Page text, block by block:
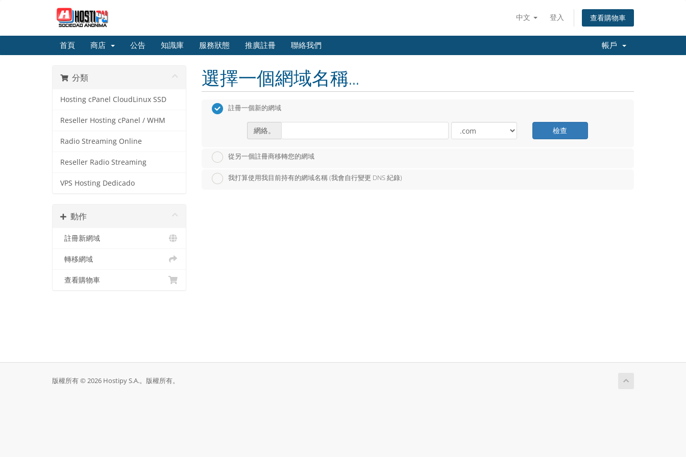
中文 登入 查看購物車
首頁 商店 公告 知識庫 服務狀態 推廣註冊 聯絡我們 帳戶
分類
Hosting cPanel CloudLinux SSD
Reseller Hosting cPanel / WHM
Radio Streaming Online
Reseller Radio Streaming
VPS Hosting Dedicado
動作
註冊新網域
轉移網域
查看購物車
選擇一個網域名稱...
註冊一個新的網域
網絡。 檢查
從另一個註冊商移轉您的網域
我打算使用我目前持有的網域名稱 (我會自行變更 DNS 紀錄)
版權所有 © 2026 Hostipy S.A.。版權所有。